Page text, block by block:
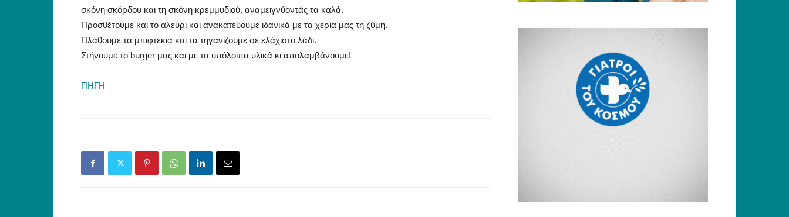
σκόνη σκόρδου και τη σκόνη κρεμμυδιού, αναμειγνύοντάς τα καλά.
Προσθέτουμε και το αλεύρι και ανακατεύουμε ιδανικά με τα χέρια μας τη ζύμη.
Πλάθουμε τα μπιφτέκια και τα τηγανίζουμε σε ελάχιστο λάδι.
Στήνουμε το burger μας και με τα υπόλοιπα υλικά κι απολαμβάνουμε!
ΠΗΓΗ